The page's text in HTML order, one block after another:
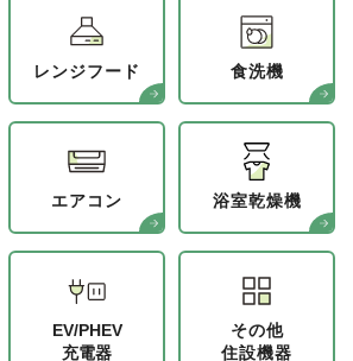
レンジフード 食洗機
エアコン 浴室乾燥機
EV/PHEV
充電器
その他
住設機器